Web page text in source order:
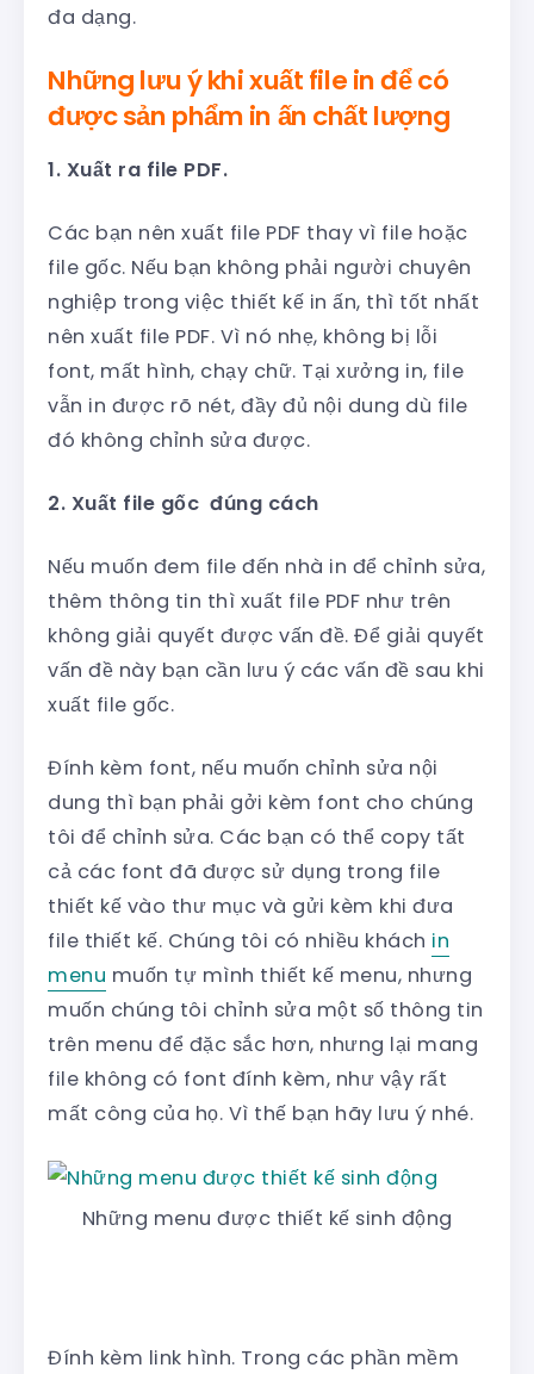
đa dạng.
Những lưu ý khi xuất file in để có
được sản phẩm in ấn chất lượng
1. Xuất ra file PDF.
Các bạn nên xuất file PDF thay vì file hoặc
file gốc. Nếu bạn không phải người chuyên
nghiệp trong việc thiết kế in ấn, thì tốt nhất
nên xuất file PDF. Vì nó nhẹ, không bị lỗi
font, mất hình, chạy chữ. Tại xưởng in, file
vẫn in được rõ nét, đầy đủ nội dung dù file
đó không chỉnh sửa được.
2. Xuất file gốc đúng cách
Nếu muốn đem file đến nhà in để chỉnh sửa,
thêm thông tin thì xuất file PDF như trên
không giải quyết được vấn đề. Để giải quyết
vấn đề này bạn cần lưu ý các vấn đề sau khi
xuất file gốc.
Đính kèm font, nếu muốn chỉnh sửa nội
dung thì bạn phải gởi kèm font cho chúng
tôi để chỉnh sửa. Các bạn có thể copy tất
cả các font đã được sử dụng trong file
thiết kế vào thư mục và gửi kèm khi đưa
file thiết kế. Chúng tôi có nhiều khách in
menu muốn tự mình thiết kế menu, nhưng
muốn chúng tôi chỉnh sửa một số thông tin
trên menu để đặc sắc hơn, nhưng lại mang
file không có font đính kèm, như vậy rất
mất công của họ. Vì thế bạn hãy lưu ý nhé.
Những menu được thiết kế sinh động
Đính kèm link hình. Trong các phần mềm